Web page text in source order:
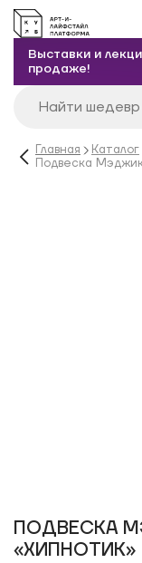
Выставки и
продаже!
Главная Каталог
Подвеска
ПОДВЕСКА
«ХИПНОТИК»